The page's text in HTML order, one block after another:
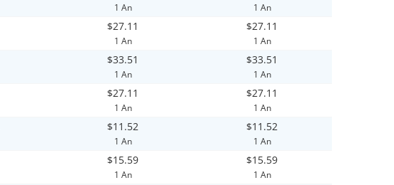
1 An 1 An
$27.11
1 An
$27.11
1 An
$33.51
1 An
$33.51
1 An
$27.11
1 An
$27.11
1 An
$11.52
1 An
$11.52
1 An
$15.59
1 An
$15.59
1 An